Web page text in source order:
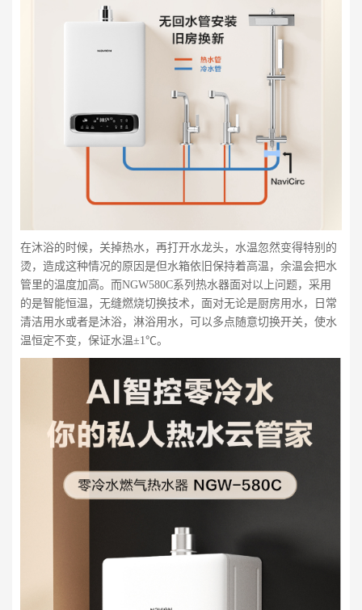
在沐浴的时候，关掉热水，再打开水龙头，水温忽然变得特别的
烫，造成这种情况的原因是但水箱依旧保持着高温，余温会把水
管里的温度加高。而NGW580C系列热水器面对以上问题，采用
的是智能恒温，无缝燃烧切换技术，面对无论是厨房用水，日常
清洁用水或者是沐浴，淋浴用水，可以多点随意切换开关，使水
温恒定不变，保证水温±1℃。